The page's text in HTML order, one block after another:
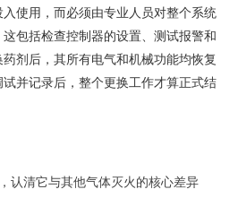
使用，而必须由专业人员对整个系统
包括检查控制器的设置、测试报警和
剂后，其所有电气和机械功能均恢复
并记录后，整个更换工作才算正式结
认清它与其他气体灭火的核心差异